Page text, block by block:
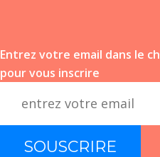
Entrez votre email dans le
pour vous inscrire